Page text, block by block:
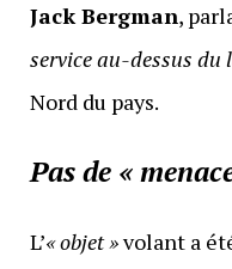
Jack Bergman,
service au-dessus du
Nord du pays.
Pas de «
L’« objet »volant a